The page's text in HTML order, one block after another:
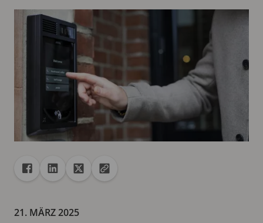
Freigabe
Teilen auf Facebook
Teilen auf Linkedin
Teilen auf XURL in die Zwischenablage kopieren
21. MÄRZ 2025